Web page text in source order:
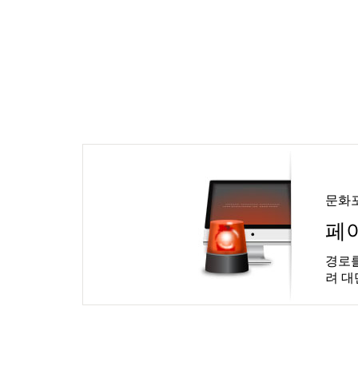
문화
페
경로
려 대